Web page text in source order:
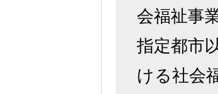
会福祉事
指定都市
ける社会